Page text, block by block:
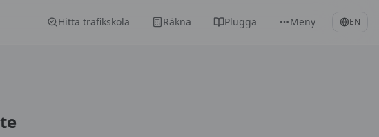
Hitta trafikskola Räkna Plugga Meny EN